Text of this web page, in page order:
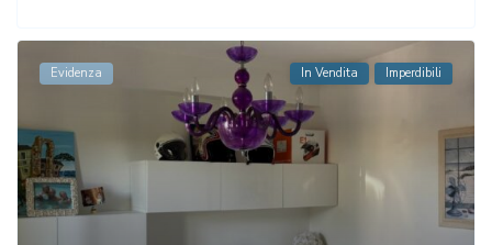
Evidenza In Vendita Imperdibili